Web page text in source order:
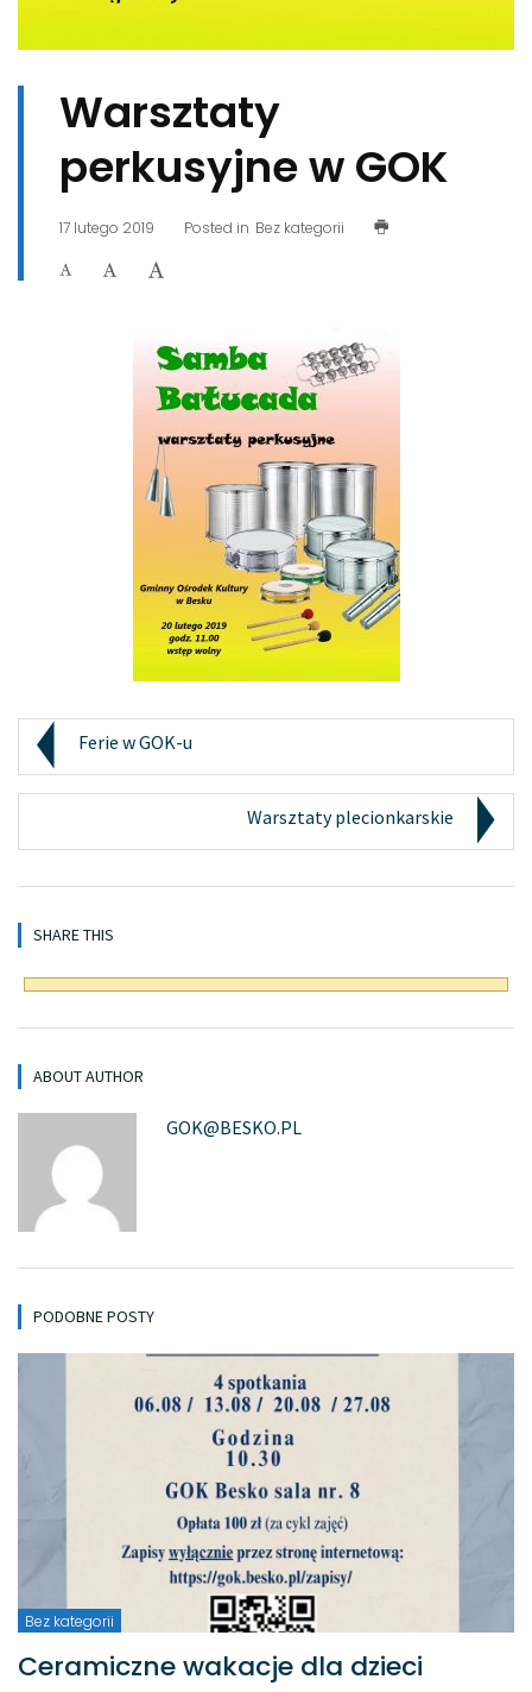
Warsztaty
perkusyjne w GOK
17 lutego 2019 Posted in Bez kategorii
Ferie w GOK-u
Warsztaty plecionkarskie
SHARE THIS
ABOUT AUTHOR
GOK@BESKO.PL
PODOBNE POSTY
Bez kategorii
Ceramiczne wakacje dla dzieci